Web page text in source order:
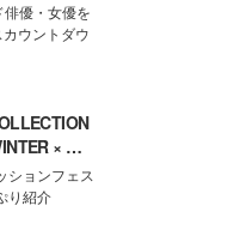
優・女優を
ウントダウ
× モ
ションフェス
り紹介